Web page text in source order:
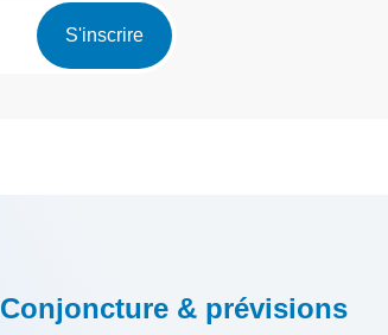
S'inscrire
Conjoncture & prévisions